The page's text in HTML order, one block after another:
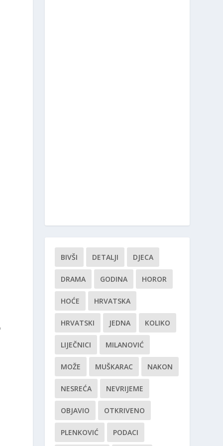
BIVŠI DETALJI DJECA
DRAMA GODINA HOROR
HOĆE HRVATSKA
HRVATSKI JEDNA KOLIKO
LIJEČNICI MILANOVIĆ
MOŽE MUŠKARAC NAKON
NESREĆA NEVRIJEME
OBJAVIO OTKRIVENO
PLENKOVIĆ PODACI